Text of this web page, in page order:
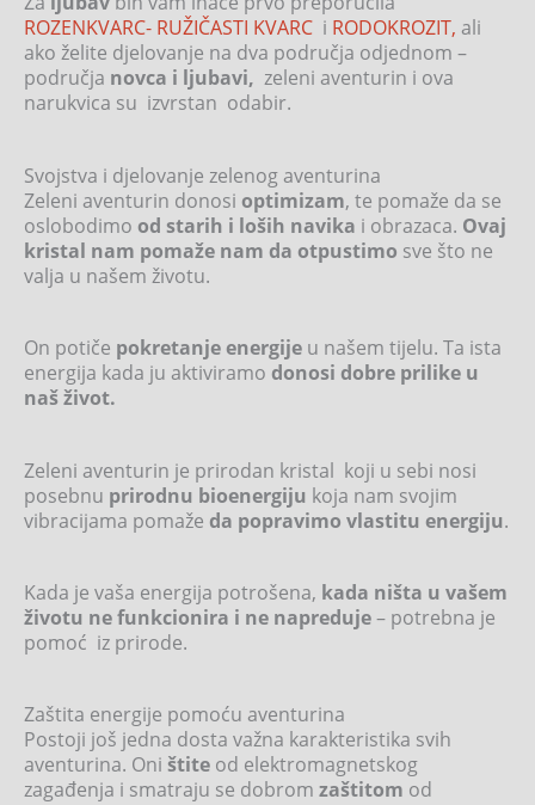
ROZENKVARC- RUŽIČASTI KVARC i RODOKROZIT, ali
ako želite djelovanje na dva područja odjednom –
područja novca i ljubavi, zeleni aventurin i ova
narukvica su izvrstan odabir.
Svojstva i djelovanje zelenog aventurina
Zeleni aventurin donosi optimizam, te pomaže da se
oslobodimo od starih i loših navika i obrazaca. Ovaj
kristal nam pomaže nam da otpustimo sve što ne
valja u našem životu.
On potiče pokretanjeenergije u našem tijelu. Ta ista
energija kada ju aktiviramo donosi dobre prilike u
naš život.
Zeleni aventurin je prirodan kristal koji u sebi nosi
posebnu prirodnu bioenergiju koja nam svojim
vibracijama pomaže da popravimo vlastitu energiju.
Kada je vaša energija potrošena, kada ništa u vašem
životu ne funkcionira i ne napreduje– potrebna je
pomoć iz prirode.
Zaštita energije pomoću aventurina
Postoji još jedna dosta važna karakteristika svih
aventurina. Oni štite od elektromagnetskog
zagađenja i smatraju se dobrom zaštitom od